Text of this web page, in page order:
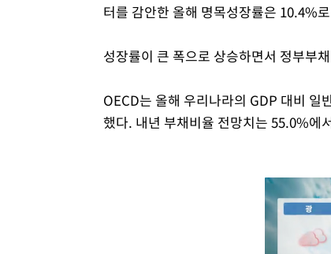
터를 감안한 올해 명목성장률은 10.4%
성장률이 큰 폭으로 상승하면서 정부부
OECD는 올해 우리나라의 GDP 대비
했다. 내년 부채비율 전망치는 55.0%에